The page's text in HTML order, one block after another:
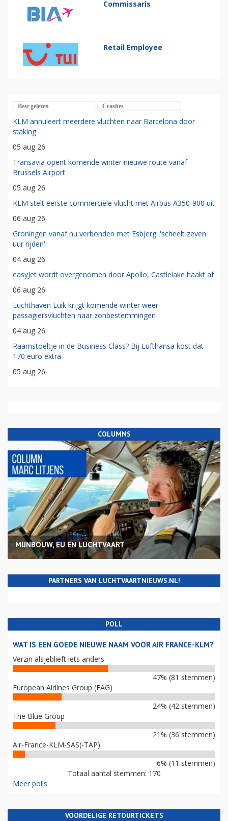
Commissaris
Retail Employee
Best gelezen Crashes
KLM annuleert meerdere vluchten naar Barcelona door
staking
05 aug 26
Transavia opent komende winter nieuwe route vanaf
Brussels Airport
05 aug 26
KLM stelt eerste commerciële vlucht met Airbus A350-900 uit
06 aug 26
Groningen vanaf nu verbonden met Esbjerg: 'scheelt zeven
uur rijden'
04 aug 26
easyJet wordt overgenomen door Apollo, Castlelake haakt af
06 aug 26
Luchthaven Luik krijgt komende winter weer
passagiersvluchten naar zonbestemmingen
04 aug 26
Raamstoeltje in de Business Class? Bij Lufthansa kost dat
170 euro extra
05 aug 26
COLUMNS
MIJNBOUW, EU EN LUCHTVAART
PARTNERS VAN LUCHTVAARTNIEUWS.NL!
POLL
WAT IS EEN GOEDE NIEUWE NAAM VOOR AIR FRANCE-KLM?
Verzin alsjeblieft iets anders
47% (81 stemmen)
European Airlines Group (EAG)
24% (42 stemmen)
The Blue Group
21% (36 stemmen)
Air-France-KLM-SAS(-TAP)
6% (11 stemmen)
Totaal aantal stemmen: 170
Meer polls
VOORDELIGE RETOURTICKETS